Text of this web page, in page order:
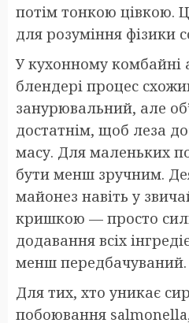
потім тонкою цівкою.
для розуміння фізики
У кухонному комбайні
блендері процес
занурювальний, але
достатнім, щоб леза
масу. Для маленьких
бути менш зручним.
майонез навіть у
кришкою — просто
додавання всіх
менш передбачуваний.
Для тих, хто уникає
побоювання